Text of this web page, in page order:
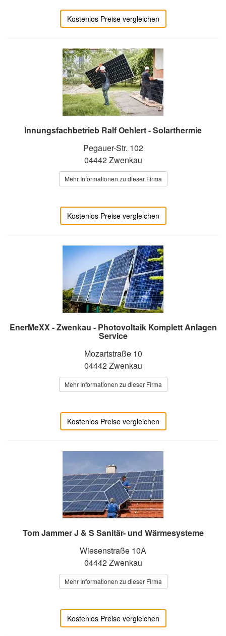
Kostenlos Preise vergleichen
Innungsfachbetrieb Ralf Oehlert - Solarthermie
Pegauer-Str. 102
04442 Zwenkau
Mehr Informationen zu dieser Firma
Kostenlos Preise vergleichen
EnerMeXX - Zwenkau - Photovoltaik Komplett Anlagen
Service
Mozartstraße 10
04442 Zwenkau
Mehr Informationen zu dieser Firma
Kostenlos Preise vergleichen
Tom Jammer J & S Sanitär- und Wärmesysteme
Wiesenstraße 10A
04442 Zwenkau
Mehr Informationen zu dieser Firma
Kostenlos Preise vergleichen